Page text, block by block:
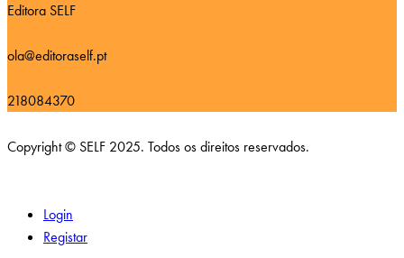
Editora SELF
ola@editoraself.pt
218084370
Copyright © SELF 2025. Todos os direitos reservados.
Login
Registar